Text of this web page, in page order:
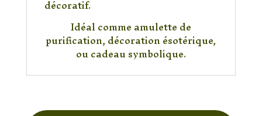
décoratif.
Idéal comme amulette de
purification, décoration ésotérique,
ou cadeau symbolique.